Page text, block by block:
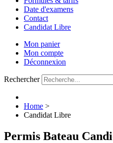
Date d'examens
Contact
Candidat Libre
Mon panier
Mon compte
Déconnexion
Rechercher
Home >
Candidat Libre
Permis Bateau